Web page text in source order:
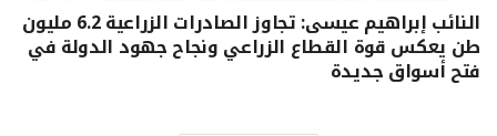
النائب إبراهيم عيسى: تجاوز الصادرات الزراعية 6.2 مليون
طن يعكس قوة القطاع الزراعي ونجاح جهود الدولة في
فتح أسواق جديدة